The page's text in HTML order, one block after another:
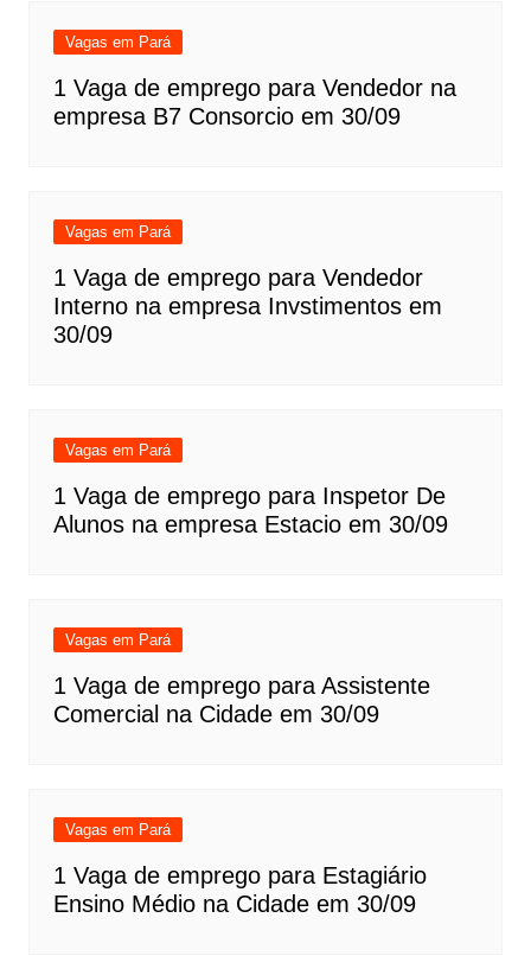
Vagas em Pará
1 Vaga de emprego para Vendedor na
empresa B7 Consorcio em 30/09
Vagas em Pará
1 Vaga de emprego para Vendedor
Interno na empresa Invstimentos em
30/09
Vagas em Pará
1 Vaga de emprego para Inspetor De
Alunos na empresa Estacio em 30/09
Vagas em Pará
1 Vaga de emprego para Assistente
Comercial na Cidade em 30/09
Vagas em Pará
1 Vaga de emprego para Estagiário
Ensino Médio na Cidade em 30/09